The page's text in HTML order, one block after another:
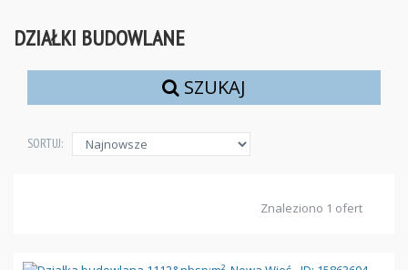
DZIAŁKI BUDOWLANE
SZUKAJ
SORTUJ:
Znaleziono 1 ofert